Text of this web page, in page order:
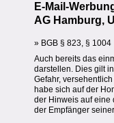
E-Mail-
AG Hamburg,
» BGB § 823, § 1004
Auch bereits das
darstellen. Dies gilt
Gefahr,
habe sich auf der
der Hinweis auf eine
der Empfänger